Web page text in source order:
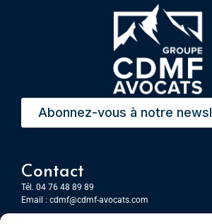
Abonnez-vous à notre
Contact
Tél. 04 76 48 89 89
Email : cdmf@cdmf-avocats.com